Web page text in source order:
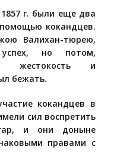
1857 г. были еще два
кокандцев.
Валихан-тюрею,
но потом,
жестокость и
бежать.
кокандцев в
сил воспретить
и они доныне
правами с